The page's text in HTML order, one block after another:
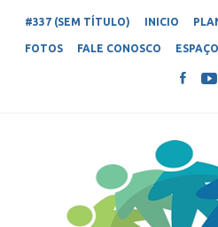
#337 (SEM TÍTULO) INICIO
FOTOS FALE CONOSCO